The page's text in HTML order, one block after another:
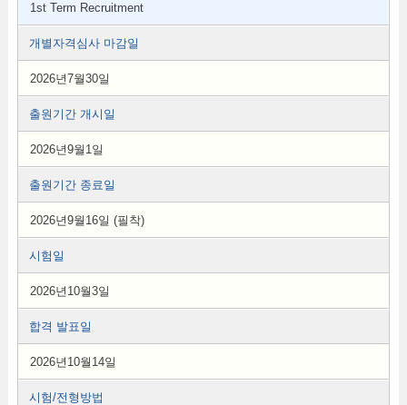
1st Term Recruitment
개별자격심사 마감일
2026년7월30일
출원기간 개시일
2026년9월1일
출원기간 종료일
2026년9월16일 (필착)
시험일
2026년10월3일
합격 발표일
2026년10월14일
시험/전형방법